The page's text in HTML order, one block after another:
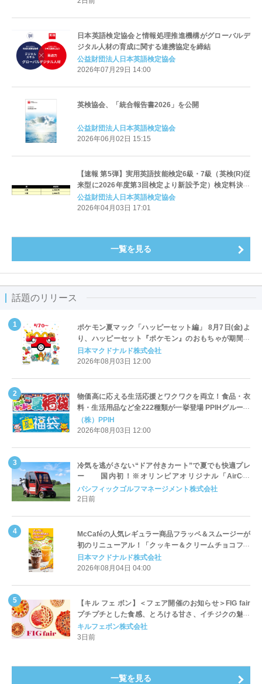
日本英語検定協会と情報処理推進機構がグローバルデ
ジタル人材の育成に関する連携協定を締結
公益財団法人日本英語検定協会
2026年07月29日 14:00
英検協会、「統合報告書2026」を公開
公益財団法人日本英語検定協会
2026年06月02日 15:15
【速報 第5弾】実用英語技能検定6級・7級（英検(R)従
来型に2026年度第3回検定より新設予定）検定料決定
のお知らせ
公益財団法人日本英語検定協会
2026年04月03日 17:01
一覧を見る
話題のリリース
ポケモン夏マック「ハッピーセット編」 8月7日(金)よ
り、ハッピーセット『ポケモン』のおもちゃが期間限
定登場
日本マクドナルド株式会社
2026年08月03日 12:00
物価高に応える生活応援とワクワクを両立！食品・衣
料・生活用品など全222種類が一挙登場 PPIHグループ
「夏福袋」＆セール 8月6日(木)より順次スタート
（株）PPIH
2026年08月03日 12:00
冷気を逃がさない“ドア付きカート”で夏でも快適プレ
ー 国内初！※オリンピアオリジナル「AirCon
Cart（エアコンカート）」導入 | ＰＧＭ
パシフィックゴルフマネージメント株式会社
2日前
McCaféの人気レギュラー商品フラッペ＆スムージーが
初のリニューアル！「クッキー＆クリームチョコフラ
ッペ」「マンゴースムージー」8月5日（水）から販売
開始
日本マクドナルド株式会社
2026年08月04日 04:00
【キル フェ ボン】＜フェア開催のお知らせ＞FIG fair
プチプチとした食感、とろける甘さ、イチジクの魅力
をたっぷりと。新作を含め、イチジク尽くしの全4種が
登場8月20日（木）スタート
キルフェボン株式会社
3日前
一覧を見る